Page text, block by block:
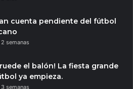
cuenta pendiente del fútbol
2 semanas
ruede el balón! La fiesta grande
ya empieza.
3 semanas